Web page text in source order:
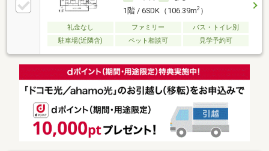
1階 / 6SDK（106.39m2）
礼金なし ファミリー
バス・トイレ別
駐車場(近隣含)
ペット相談可 見学予約可